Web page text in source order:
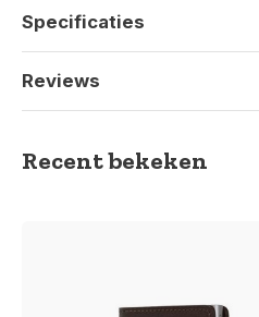
Specificaties
Reviews
Recent bekeken